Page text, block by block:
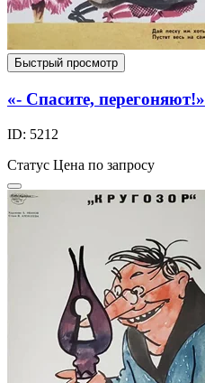
Быстрый просмотр
«- Спасите, перегоняют!»
ID: 5212
Статус Цена по запросу